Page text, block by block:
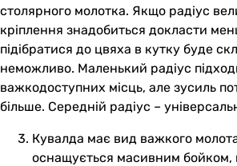
столярного молотка. Якщо радіус
кріплення знадобиться докласти
підібратися до цвяха в кутку буде
неможливо. Маленький радіус
важкодоступних місць, але зусиль
більше. Середній радіус –
Кувалда має вид важкого
оснащується масивним бойком,